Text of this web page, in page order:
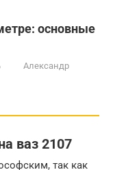
основные
Александр
ваз 2107
так как